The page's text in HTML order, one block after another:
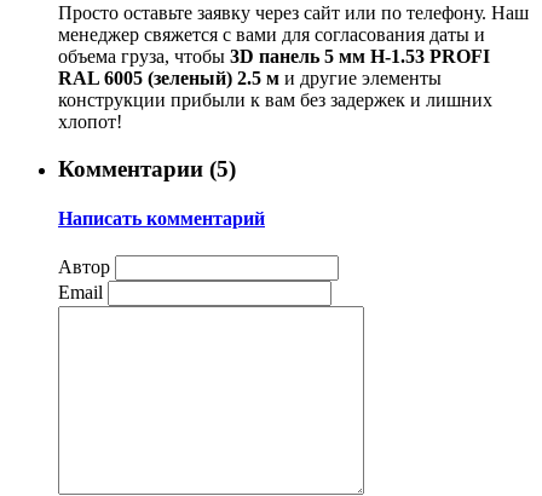
Просто оставьте заявку через сайт или по телефону. Наш
менеджер свяжется с вами для согласования даты и
объема груза, чтобы 3D панель 5 мм Н-1.53 PROFI
RAL 6005 (зеленый) 2.5 м и другие элементы
конструкции прибыли к вам без задержек и лишних
хлопот!
Комментарии (5)
Написать комментарий
Автор
Email